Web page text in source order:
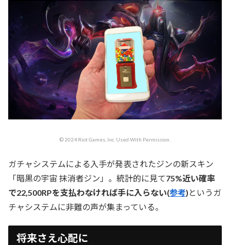
© 2024 Riot Games, Inc. Used With Permission.
ガチャシステムによる入手が発表されたジンの新スキン
「暗黒の宇宙 抹消者ジン」。統計的に見て75%近い確率
で22,500RPを支払わなければ手に入らない(参考) というガ
チャシステムに非難の声が集まっている。
将来さえ心配に